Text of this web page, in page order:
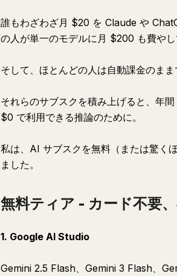
誰もわざわざ月 $20 を Claude や
の人が単一のモデルに月 $200 も費や
そして、ほとんどの人は自動課金のま
それらのサブスクを積み上げると、年
$0 で利用できる推論のために。
私は、AI サブスクを無料（または驚く
ました。
無料ティア - カード不要
1. Google AI Studio
Gemini 2.5 Flash、Gemini 3 Flash、